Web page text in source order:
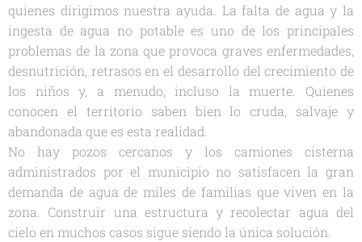
quienes dirigimos nuestra ayuda. La falta de agua y la
ingesta de agua no potable es uno de los principales
problemas de la zona que provoca graves enfermedades,
desnutrición, retrasos en el desarrollo del crecimiento de
los niños y, a menudo, incluso la muerte. Quienes
conocen el territorio saben bien lo cruda, salvaje y
abandonada que es esta realidad.
No hay pozos cercanos y los camiones cisterna
administrados por el municipio no satisfacen la gran
demanda de agua de miles de familias que viven en la
zona. Construir una estructura y recolectar agua del
cielo en muchos casos sigue siendo la única solución.